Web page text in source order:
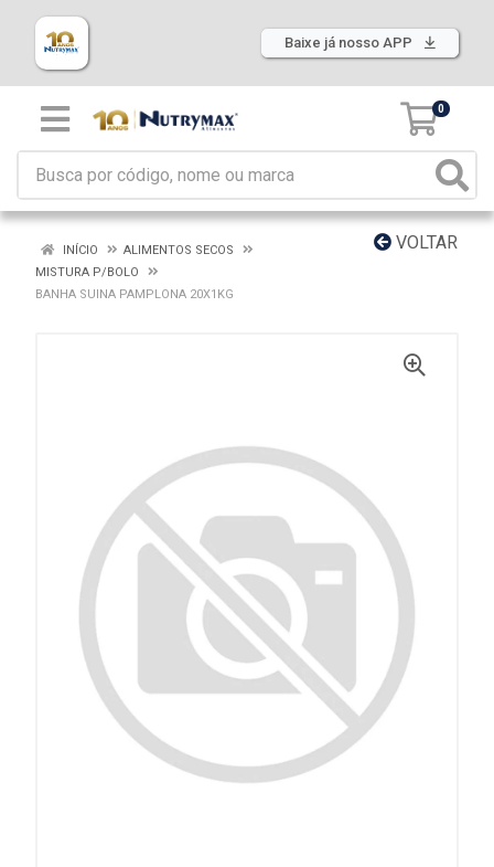
Baixe já nosso APP
0
VOLTAR
INÍCIO
ALIMENTOS SECOS
MISTURA P/BOLO
BANHA SUINA PAMPLONA 20X1KG